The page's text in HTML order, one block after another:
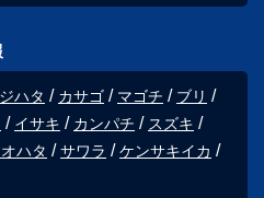
ハタ カサゴ マゴチ
ブリ
イサキ カンパチ
スズキ
ハタ サワラ
ケンサキイカ